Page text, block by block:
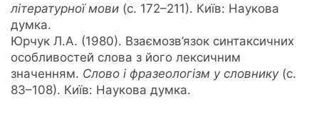
літературної мови (с. 172–211). Київ: Наукова
думка.
Юрчук Л.А. (1980). Взаємозв’язок синтаксичних
особливостей слова з його лексичним
значенням. Слово і фразеологізм у словнику (с.
83–108). Київ: Наукова думка.